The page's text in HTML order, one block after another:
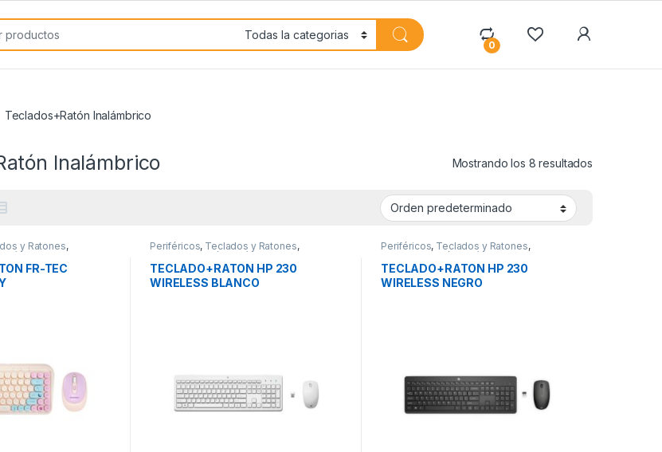
0
Teclados+Ratón Inalámbrico
Inalámbrico Mostrando los 8 resultados
y Ratones,
FR-TEC
Periféricos, Teclados y Ratones,
Teclados+Ratón Inalámbrico
TECLADO+RATON HP 230
WIRELESS BLANCO
Periféricos, Teclados y Ratones,
Teclados+Ratón Inalámbrico
TECLADO+RATON HP 230
WIRELESS NEGRO